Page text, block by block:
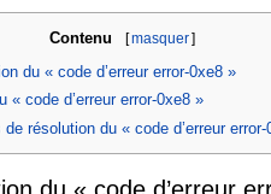
Contenu [masquer]
du « code d’erreur error-0xe8 »
« code d’erreur error-0xe8 »
de résolution du « code d’erreur error-